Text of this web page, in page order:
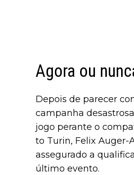
Agora ou
Depois de parecer
campanha
jogo perante o
to Turin, Felix Auger-
assegurado a
último evento.